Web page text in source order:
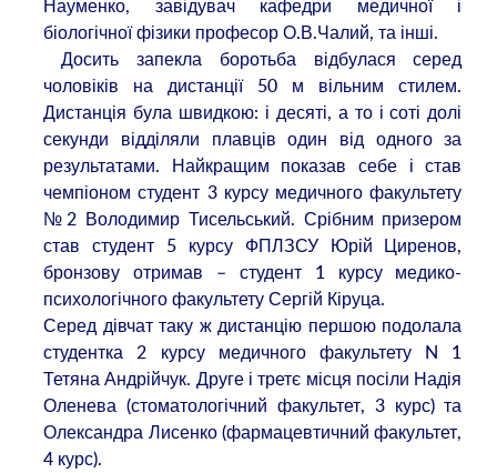
Науменко, завідувач кафедри медичної і
біологічної фізики професор О.В.Чалий, та інші.
Досить запекла боротьба відбулася серед
чоловіків на дистанції 50 м вільним стилем.
Дистанція була швидкою: і десяті, а то і соті долі
секунди відділяли плавців один від одного за
результатами. Найкращим показав себе і став
чемпіоном студент 3 курсу медичного факультету
№2 Володимир Тисельський. Срібним призером
став студент 5 курсу ФПЛЗСУ Юрій Циренов,
бронзову отримав – студент 1 курсу медико-
психологічного факультету Сергій Кіруца.
Серед дівчат таку ж дистанцію першою подолала
студентка 2 курсу медичного факультету N 1
Тетяна Андрійчук. Друге і третє місця посіли Надія
Оленева (стоматологічний факультет, 3 курс) та
Олександра Лисенко (фармацевтичний факультет,
4 курс).